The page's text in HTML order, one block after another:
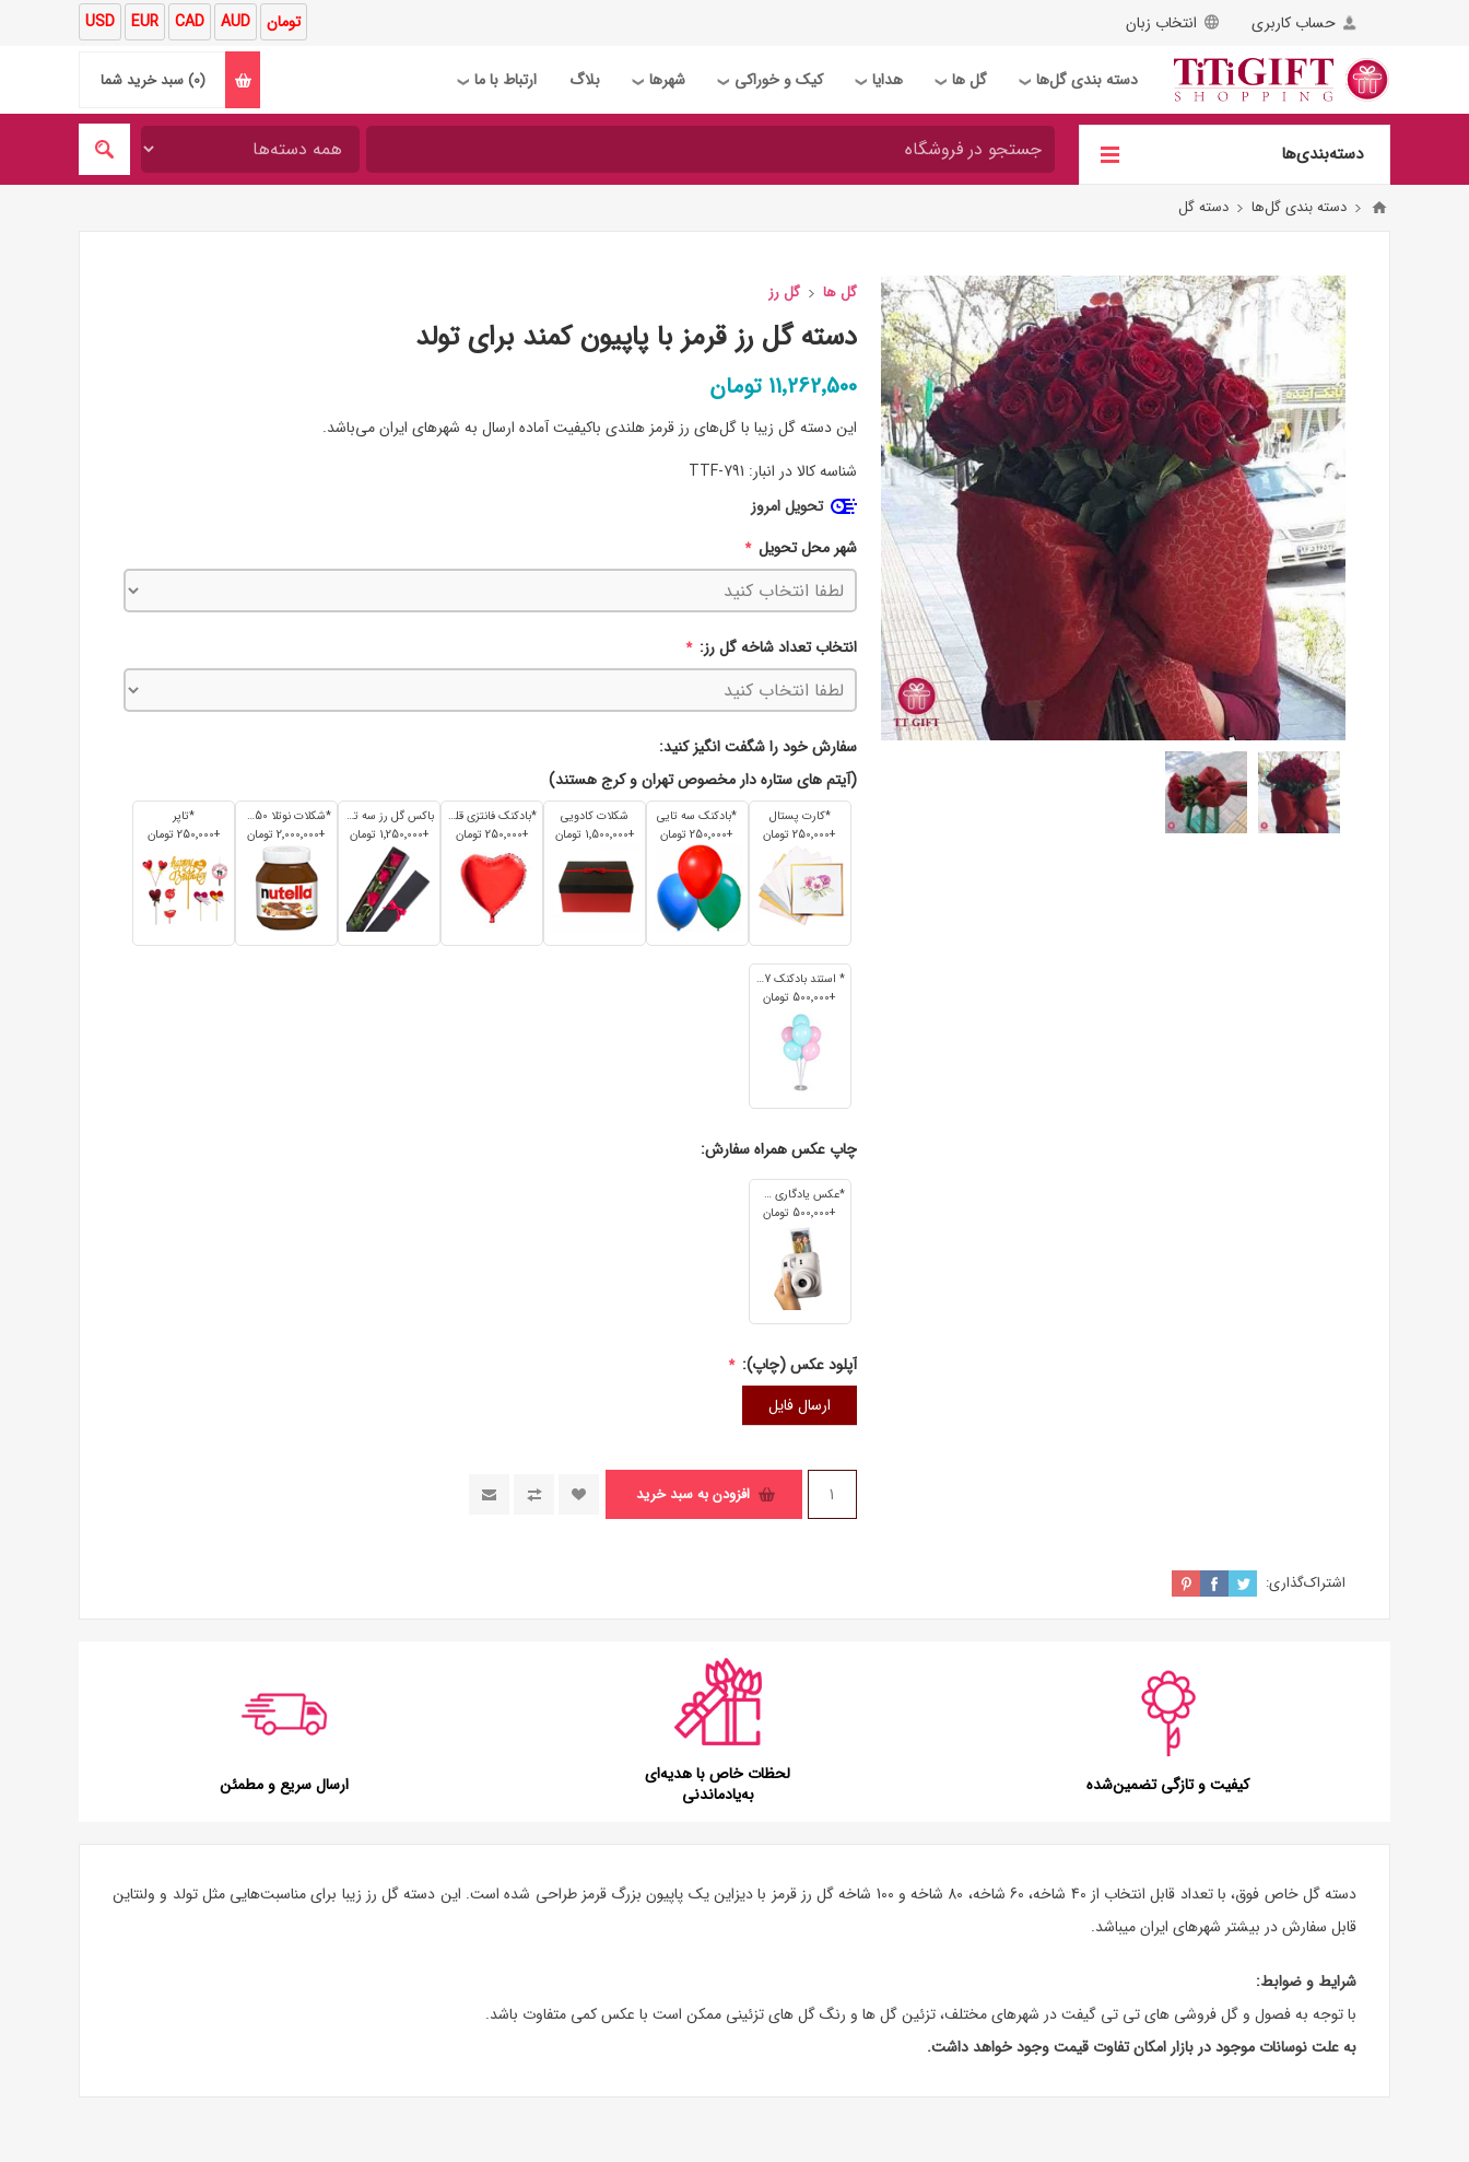
حساب کاربری انتخاب زبان USD EUR CAD AUD تومان
دسته بندی گل‌ها ❯ گل ها ❯ هدایا ❯ کیک و خوراکی ❯ شهرها ❯ بلاگ ارتباط با ما ❯
(0) سبد خرید شما
دسته‌بندی‌ها
دسته بندی گل‌ها دسته گل
گل ها گل رز
دسته گل رز قرمز با پاپیون کمند برای تولد
11٬262٬500 تومان
این دسته گل زیبا با گل‌های رز قرمز هلندی باکیفیت آماده ارسال به شهرهای ایران می‌باشد.
شناسه کالا در انبار: TTF-791
تحویل امروز
شهر محل تحویل *
انتخاب تعداد شاخه گل رز: *
سفارش خود را شگفت انگیز کنید:
(آیتم های ستاره دار مخصوص تهران و کرج هستند)
*کارت پستال
+250٬000 تومان
*بادکنک سه تایی
+250٬000 تومان
شکلات کادویی
+1٬500٬000 تومان
*بادکنک فانتزی قلبی
+250٬000 تومان
باکس گل رز سه تایی
+1٬250٬000 تومان
*شکلات نوتلا 350 گرم
+2٬000٬000 تومان
*تاپر
+250٬000 تومان
* استند بادکنک 7 تایی
+500٬000 تومان
چاپ عکس همراه سفارش:
*عکس یادگاری 7cm*5cm
+500٬000 تومان
آپلود عکس (چاپ): *
ارسال فایل
افزودن به سبد خرید
اشتراک‌گذاری:
کیفیت و تازگی تضمین‌شده
لحظات خاص با هدیه‌ای
به‌یادماندنی
ارسال سریع و مطمئن
دسته گل خاص فوق، با تعداد قابل انتخاب از 40 شاخه، 60 شاخه، 80 شاخه و 100 شاخه گل رز قرمز با دیزاین یک پاپیون بزرگ قرمز طراحی شده است. این دسته گل رز زیبا برای مناسبت‌هایی مثل تولد و ولنتاین
قابل سفارش در بیشتر شهرهای ایران می‎باشد.
شرایط و ضوابط:
با توجه به فصول و گل فروشی های تی تی گیفت در شهرهای مختلف، تزئین گل ها و رنگ گل های تزئینی ممکن است با عکس کمی متفاوت باشد.
به علت نوسانات موجود در بازار امکان تفاوت قیمت وجود خواهد داشت.